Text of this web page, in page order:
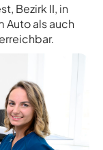
Bezirk II, in
Auto als auch